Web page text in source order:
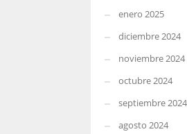
enero 2025
diciembre 2024
noviembre 2024
octubre 2024
septiembre 2024
agosto 2024